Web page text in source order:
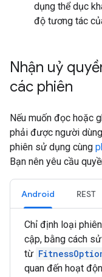
dụng thể dục
độ tương tác
Nhận uỷ
các phiên
Nếu muốn đọc hoặc
phải được người
phiên sử dụng cùng
Bạn nên yêu cầu
Android REST
Chỉ định loại
cập, bằng cách
từ
quan đến hoạt